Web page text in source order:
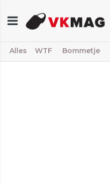
Alles WTF Bommetje